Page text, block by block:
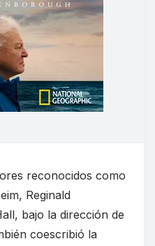
reconocidos como
Reginald
bajo la dirección de
coescribió la